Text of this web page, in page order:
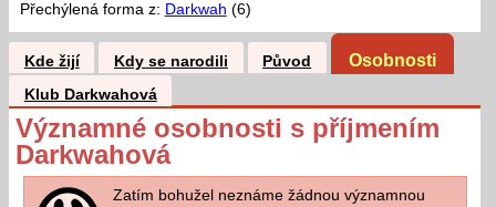
Přechýlená forma z: Darkwah (6)
Kde žijí Kdy se narodili Původ Osobnosti
Klub Darkwahová
Významné osobnosti s příjmením
Darkwahová
Zatím bohužel neznáme žádnou významnou